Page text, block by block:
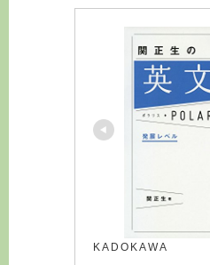
KADOKAWA